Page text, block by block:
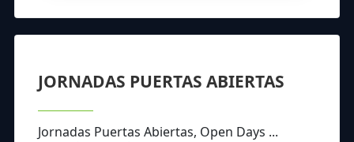
JORNADAS PUERTAS ABIERTAS
Jornadas Puertas Abiertas, Open Days ...